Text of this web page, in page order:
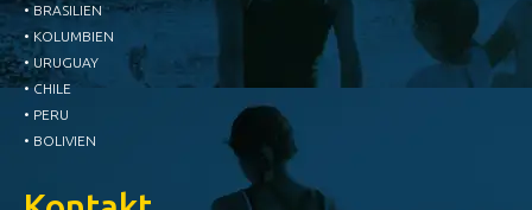
• BRASILIEN
• KOLUMBIEN
• URUGUAY
• CHILE
• PERU
• BOLIVIEN